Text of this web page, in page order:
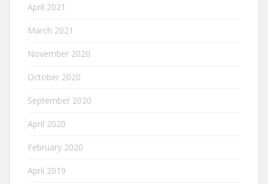
April 2021
March 2021
November 2020
October 2020
September 2020
April 2020
February 2020
April 2019